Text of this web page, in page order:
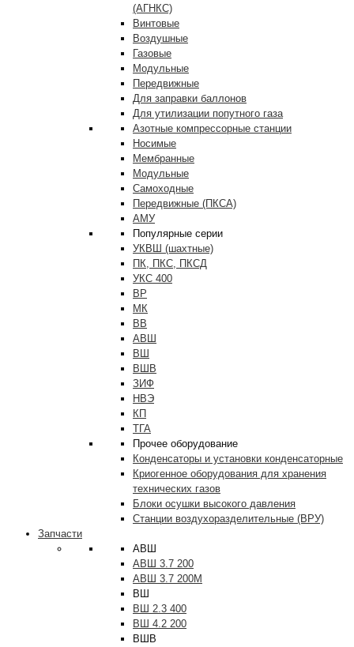
(АГНКС)
Винтовые
Воздушные
Газовые
Модульные
Передвижные
Для заправки баллонов
Для утилизации попутного газа
Азотные компрессорные станции
Носимые
Мембранные
Модульные
Самоходные
Передвижные (ПКСА)
АМУ
Популярные серии
УКВШ (шахтные)
ПК, ПКС, ПКСД
УКС 400
ВР
МК
ВВ
АВШ
ВШ
ВШВ
ЗИФ
НВЭ
КП
ТГА
Прочее оборудование
Конденсаторы и установки конденсаторные
Криогенное оборудования для хранения
технических газов
Блоки осушки высокого давления
Станции воздухоразделительные (ВРУ)
Запчасти
АВШ
АВШ 3.7 200
АВШ 3.7 200М
ВШ
ВШ 2.3 400
ВШ 4.2 200
ВШВ